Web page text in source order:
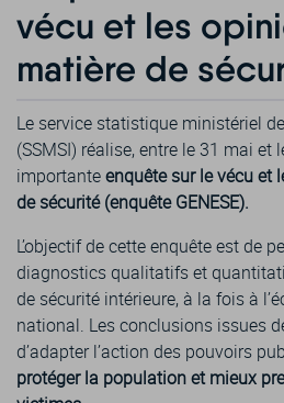
vécu et les
matière de
Le service statistique ministériel
(SSMSI) réalise, entre le 31 mai et
importanteenquête sur le vécu et
de sécurité (enquête GENESE).
L’objectif de cette enquête est de
diagnostics qualitatifs et
de sécurité intérieure, à la fois à
national. Les conclusions issues
d’adapter l’action des pouvoirs
protéger la population et mieux